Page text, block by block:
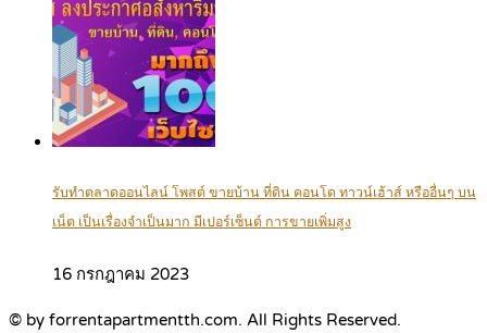
รับทำตลาดออนไลน์ โพสต์ ขายบ้าน ที่ดิน คอนโด ทาวน์เฮ้าส์ หรืออื่นๆ บน
เน็ต เป็นเรื่องจำเป็นมาก มีเปอร์เซ็นต์ การขายเพิ่มสูง
16 กรกฎาคม 2023
© by forrentapartmentth.com. All Rights Reserved.